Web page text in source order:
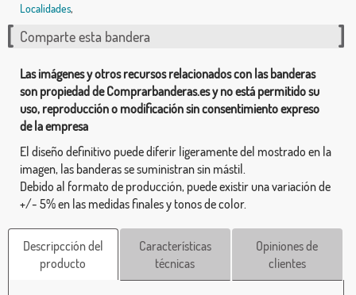
Localidades,
Comparte esta bandera
Las imágenes y otros recursos relacionados con las banderas
son propiedad de Comprarbanderas.es y no está permitido su
uso, reproducción o modificación sin consentimiento expreso
de la empresa
El diseño definitivo puede diferir ligeramente del mostrado en la
imagen, las banderas se suministran sin mástil.
Debido al formato de producción, puede existir una variación de
+/- 5% en las medidas finales y tonos de color.
Descripcción del
producto
Características
técnicas
Opiniones de
clientes